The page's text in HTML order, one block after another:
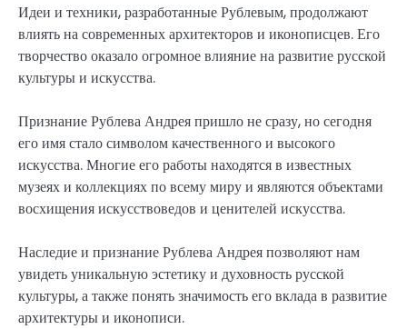
Идеи и техники, разработанные Рублевым, продолжают
влиять на современных архитекторов и иконописцев. Его
творчество оказало огромное влияние на развитие русской
культуры и искусства.
Признание Рублева Андрея пришло не сразу, но сегодня
его имя стало символом качественного и высокого
искусства. Многие его работы находятся в известных
музеях и коллекциях по всему миру и являются объектами
восхищения искусствоведов и ценителей искусства.
Наследие и признание Рублева Андрея позволяют нам
увидеть уникальную эстетику и духовность русской
культуры, а также понять значимость его вклада в развитие
архитектуры и иконописи.